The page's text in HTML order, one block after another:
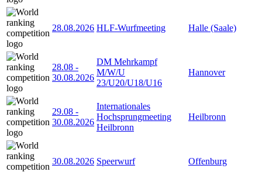
28.08.2026 HLF-Wurfmeeting Halle (Saale)
28.08 -
30.08.2026
DM Mehrkampf
M/W/U
23/U20/U18/U16
Hannover
29.08 -
30.08.2026
Internationales
Hochsprungmeeting
Heilbronn
Heilbronn
30.08.2026 Speerwurf Offenburg